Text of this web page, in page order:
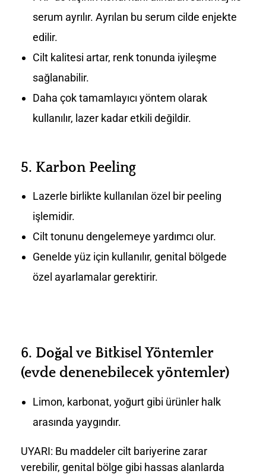
serum ayrılır. Ayrılan bu serum cilde enjekte
edilir.
Cilt kalitesi artar, renk tonunda iyileşme
sağlanabilir.
Daha çok tamamlayıcı yöntem olarak
kullanılır, lazer kadar etkili değildir.
5. Karbon Peeling
Lazerle birlikte kullanılan özel bir peeling
işlemidir.
Cilt tonunu dengelemeye yardımcı olur.
Genelde yüz için kullanılır, genital bölgede
özel ayarlamalar gerektirir.
6. Doğal ve Bitkisel Yöntemler
(evde denenebilecek yöntemler)
Limon, karbonat, yoğurt gibi ürünler halk
arasında yaygındır.
UYARI: Bu maddeler cilt bariyerine zarar
verebilir, genital bölge gibi hassas alanlarda